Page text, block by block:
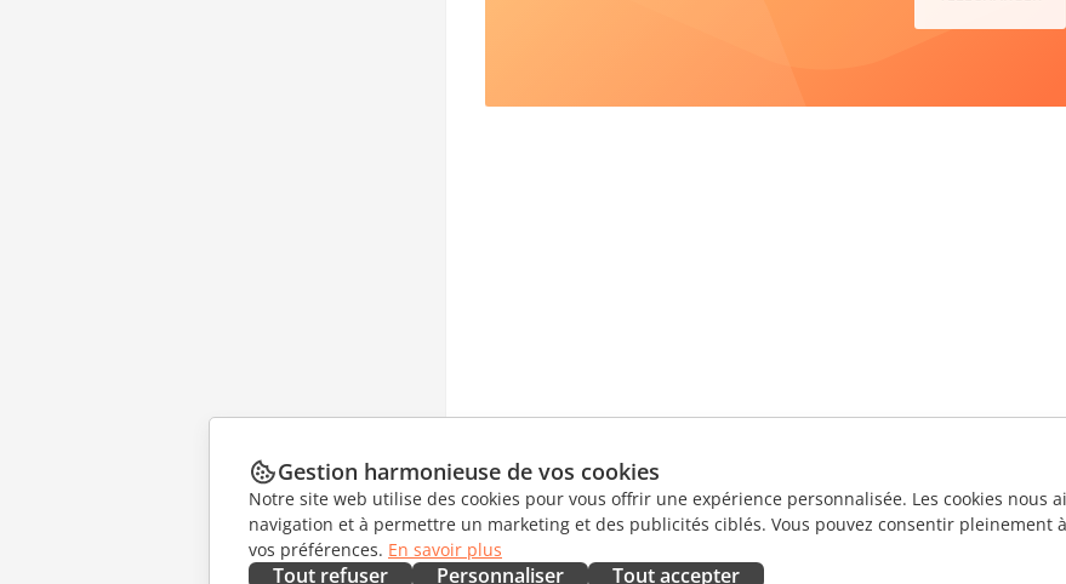
Gestion harmonieuse de vos cookies
Notre site web utilise des cookies pour vous offrir une expérience personnalisée. Les cookies nous
navigation et à permettre un marketing et des publicités ciblés. Vous pouvez consentir pleinement
vos préférences. En savoir plus
Tout refuser Personnaliser Tout accepter